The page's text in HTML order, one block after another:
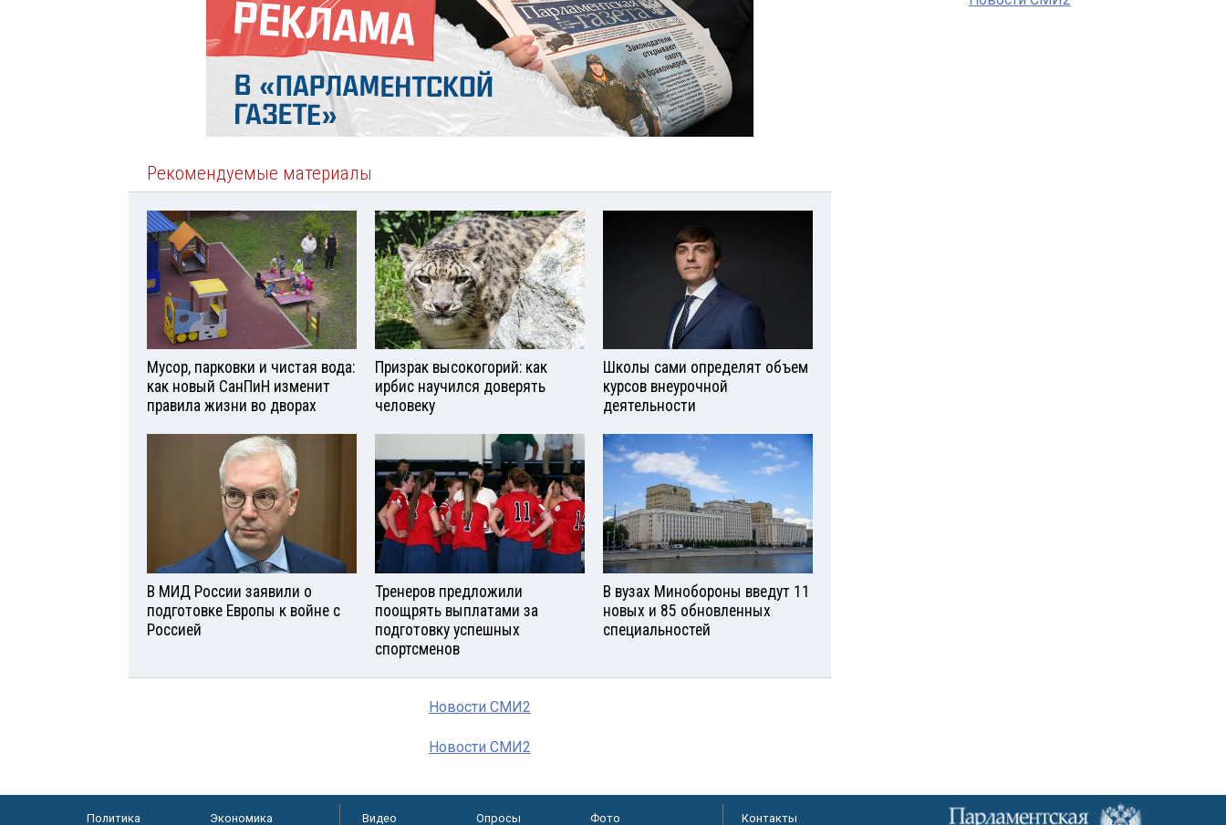
Рекомендуемые материалы
Мусор, парковки и чистая вода:
как новый СанПиН изменит
правила жизни во дворах
Призрак высокогорий: как
ирбис научился доверять
человеку
Школы сами определят объем
курсов внеурочной
деятельности
В МИД России заявили о
подготовке Европы к войне с
Россией
Тренеров предложили
поощрять выплатами за
подготовку успешных
спортсменов
В вузах Минобороны введут 11
новых и 85 обновленных
специальностей
Новости СМИ2
Новости СМИ2
Политика Экономика Видео Опросы Фото Контакты